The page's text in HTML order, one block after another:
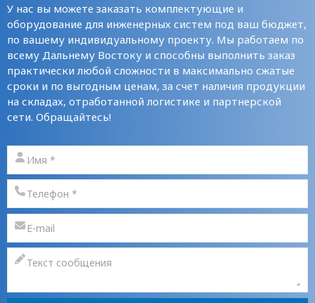
У нас вы можете заказать комплектующие и
оборудование для инженерных систем под ваш бюджет,
по вашему индивидуальному проекту. Мы работаем по
всему Дальнему Востоку и способны выполнить заказ
практически любой сложности в максимально сжатые
сроки и по выгодным ценам, за счет наличия продукции
на складах, отработанной логистике и партнерской
сети. Обращайтесь!